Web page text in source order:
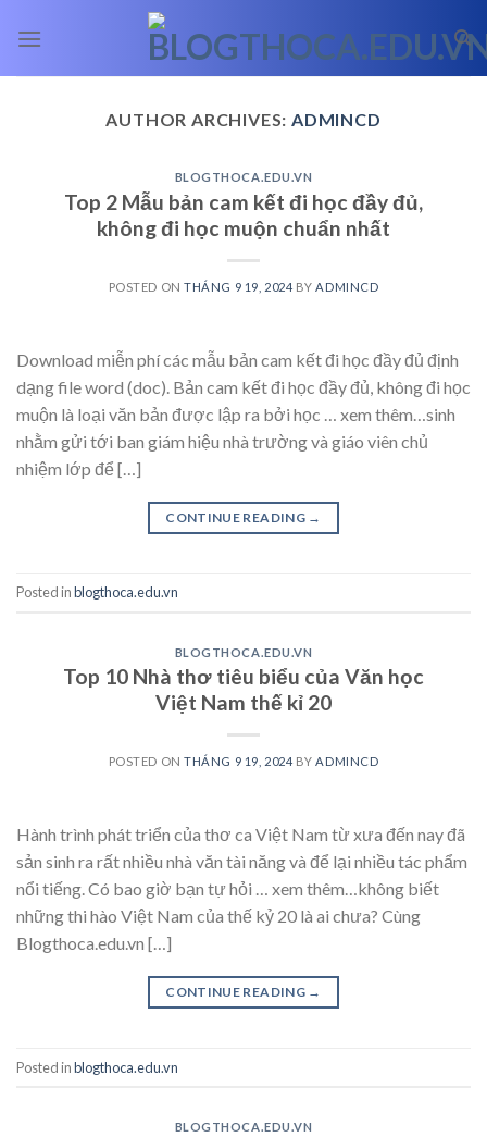
AUTHOR ARCHIVES: ADMINCD
BLOGTHOCA.EDU.VN
Top 2 Mẫu bản cam kết đi học đầy đủ,
không đi học muộn chuẩn nhất
POSTED ONTHÁNG 9 19, 2024 BY ADMINCD
Download miễn phí các mẫu bản cam kết đi học đầy đủ định
dạng file word (doc). Bản cam kết đi học đầy đủ, không đi học
muộn là loại văn bản được lập ra bởi học … xem thêm…sinh
nhằm gửi tới ban giám hiệu nhà trường và giáo viên chủ
nhiệm lớp để […]
CONTINUE READING →
Posted inblogthoca.edu.vn
BLOGTHOCA.EDU.VN
Top 10 Nhà thơ tiêu biểu của Văn học
Việt Nam thế kỉ 20
POSTED ONTHÁNG 9 19, 2024 BYADMINCD
Hành trình phát triển của thơ ca Việt Nam từ xưa đến nay đã
sản sinh ra rất nhiều nhà văn tài năng và để lại nhiều tác phẩm
nổi tiếng. Có bao giờ bạn tự hỏi … xem thêm…không biết
những thi hào Việt Nam của thế kỷ 20 là ai chưa? Cùng
Blogthoca.edu.vn […]
CONTINUE READING →
Posted inblogthoca.edu.vn
BLOGTHOCA.EDU.VN